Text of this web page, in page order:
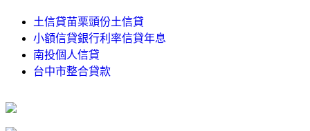
土信貸苗栗頭份土信貸
小額信貸銀行利率信貸年息
南投個人信貸
台中市整合貸款